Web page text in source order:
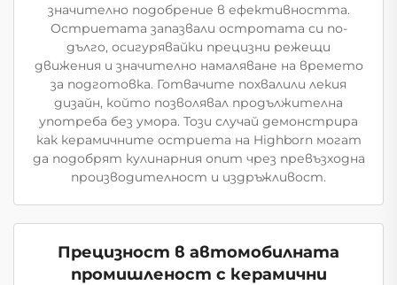
значително подобрение в ефективността.
Остриетата запазвали остротата си по-
дълго, осигурявайки прецизни режещи
движения и значително намаляване на времето
за подготовка. Готвачите похвалили лекия
дизайн, който позволявал продължителна
употреба без умора. Този случай демонстрира
как керамичните остриета на Highborn могат
да подобрят кулинарния опит чрез превъзходна
производителност и издръжливост.
Прецизност в автомобилната
промишленост с керамични